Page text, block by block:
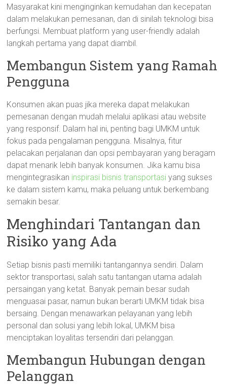
Masyarakat kini menginginkan kemudahan dan kecepatan
dalam melakukan pemesanan, dan di sinilah teknologi bisa
berfungsi. Membuat platform yang user-friendly adalah
langkah pertama yang dapat diambil.
Membangun Sistem yang Ramah
Pengguna
Konsumen akan puas jika mereka dapat melakukan
pemesanan dengan mudah melalui aplikasi atau website
yang responsif. Dalam hal ini, penting bagi UMKM untuk
fokus pada pengalaman pengguna. Misalnya, fitur
pelacakan perjalanan dan opsi pembayaran yang beragam
dapat menarik lebih banyak konsumen. Jika kamu bisa
mengintegrasikan inspirasi bisnis transportasi yang sukses
ke dalam sistem kamu, maka peluang untuk berkembang
semakin besar.
Menghindari Tantangan dan
Risiko yang Ada
Setiap bisnis pasti memiliki tantangannya sendiri. Dalam
sektor transportasi, salah satu tantangan utama adalah
persaingan yang ketat. Banyak pemain besar sudah
menguasai pasar, namun bukan berarti UMKM tidak bisa
bersaing. Dengan menawarkan pelayanan yang lebih
personal dan solusi yang lebih lokal, UMKM bisa
menciptakan loyalitas tersendiri dari pelanggan.
Membangun Hubungan dengan
Pelanggan